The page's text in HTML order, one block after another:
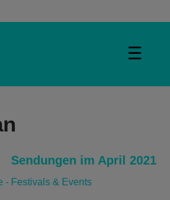
☰
Sendungen im April 2021
- Festivals & Events